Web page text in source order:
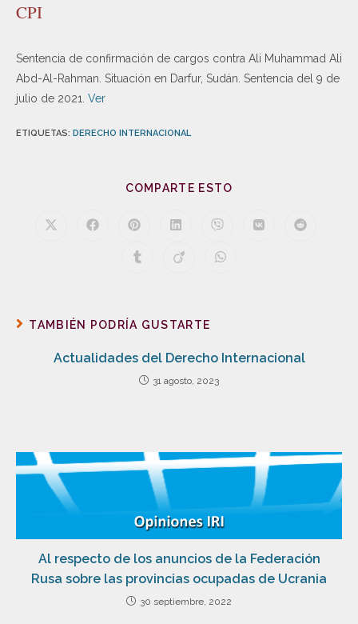
CPI
Sentencia de confirmación de cargos contra Ali Muhammad Ali
Abd-Al-Rahman. Situación en Darfur, Sudán. Sentencia del 9 de
julio de 2021. Ver
ETIQUETAS: DERECHO INTERNACIONAL
COMPARTE ESTO
TAMBIÉN PODRÍA GUSTARTE
Actualidades del Derecho Internacional
31 agosto, 2023
Al respecto de los anuncios de la Federación
Rusa sobre las provincias ocupadas de Ucrania
30 septiembre, 2022